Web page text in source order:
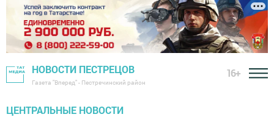
НОВОСТИ ПЕСТРЕЦОВ
Газета "Вперед" - Пестречинский район
16+
ЦЕНТРАЛЬНЫЕ НОВОСТИ